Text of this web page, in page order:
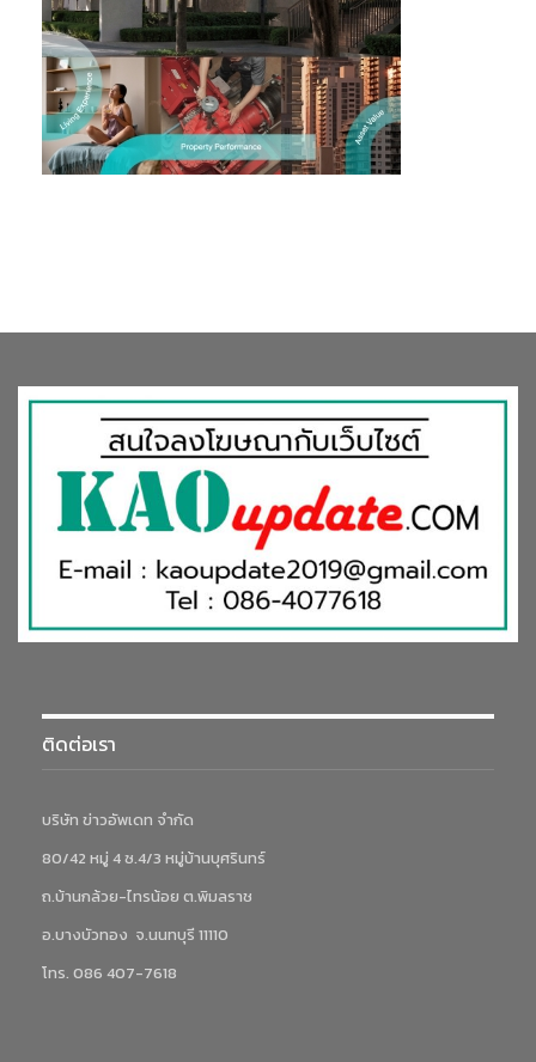
ติดต่อเรา
บริษัท ข่าวอัพเดท จำกัด
80/42 หมู่ 4 ซ.4/3 หมู่บ้านบุศรินทร์
ถ.บ้านกล้วย-ไทรน้อย ต.พิมลราช
อ.บางบัวทอง จ.นนทบุรี 11110
โทร. 086 407-7618